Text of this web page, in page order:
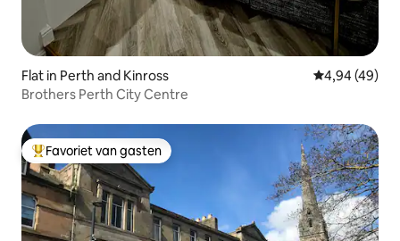
Flat in Perth and Kinross Gemiddelde
4,94 (49)
Brothers Perth City Centre
Topfavoriet van gasten
Favoriet van gasten